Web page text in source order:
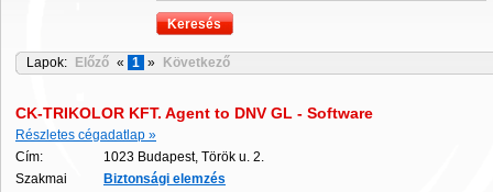
Lapok: Előző « 1 » Következő
CK-TRIKOLOR KFT. Agent to DNV GL - Software
Részletes cégadatlap »
Cím:
1023 Budapest, Török u. 2.
Szakmai
Biztonsági elemzés